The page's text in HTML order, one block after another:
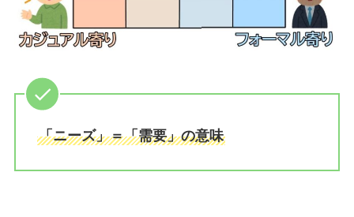
「ニーズ」＝「需要」の意味